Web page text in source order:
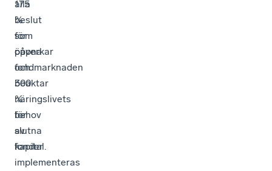
alla
beslut
som
påverkar
fondmarknaden
beaktar
näringslivets
behov
av
kapital.
175
%
för
öppna
och
300
%
för
slutna
fonder
implementeras